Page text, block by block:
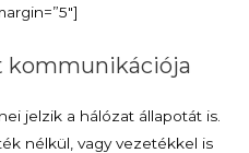
kommunikációja
jelzik a hálózat állapotát is.
nélkül, vagy vezetékkel is